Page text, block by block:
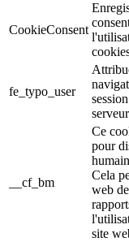
CookieConsent
fe_typo_user
__cf_bm
Ce
pour
Cela
web
site